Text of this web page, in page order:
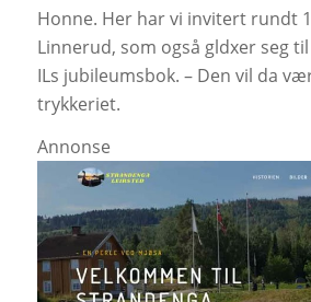
Honne. Her har vi invitert rundt
Linnerud, som også gldxer seg
ILs jubileumsbok. – Den vil da
trykkeriet.
Annonse